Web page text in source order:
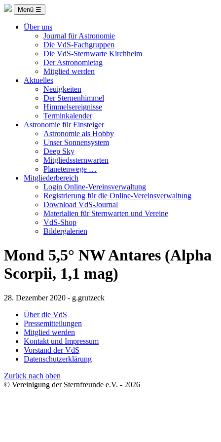
Menü ☰
Über uns
Journal für Astronomie
Die VdS-Fachgruppen
Die VdS-Sternwarte Kirchheim
Der Astronomietag
Mitglied werden
Aktuelles
Neuigkeiten
Der Sternenhimmel
Himmelsereignisse
Terminkalender
Astronomie für Einsteiger
Astronomie als Hobby
Unser Sonnensystem
Deep Sky
Mitgliedssternwarten
Planetenwege …
Mitgliederbereich
Login Online-Vereinsverwaltung
Registrierung für die Online-Vereinsverwaltung
Download VdS-Journal
Materialien für Sternwarten und Vereine
VdS-Shop
Bildergalerien
Mond 5,5° NW Antares (Alpha
Scorpii, 1,1 mag)
28. Dezember 2020 - g.grutzeck
Über die VdS
Pressemitteilungen
Mitglied werden
Kontakt und Impressum
Vorstand der VdS
Datenschutzerklärung
Zurück nach oben
© Vereinigung der Sternfreunde e.V. - 2026